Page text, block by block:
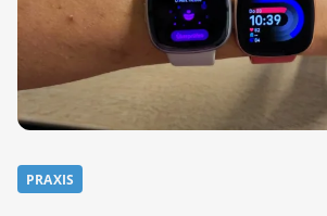
PRAXIS